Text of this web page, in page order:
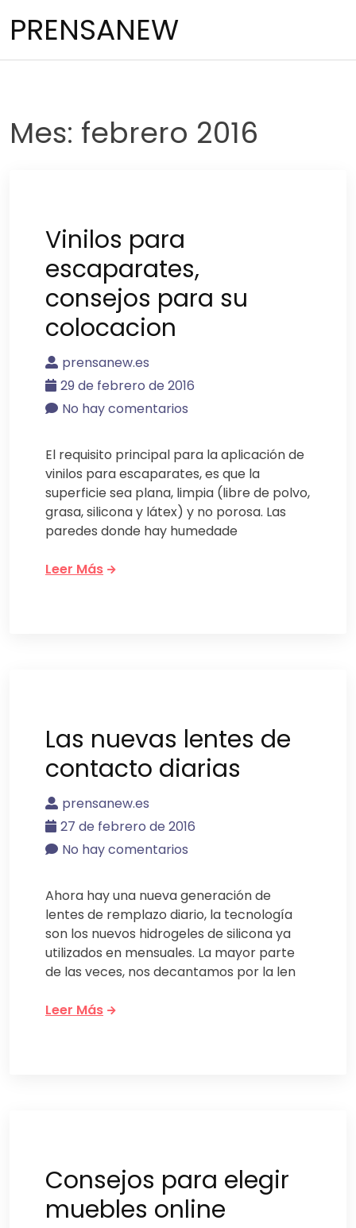
PRENSANEW
Mes: febrero 2016
Vinilos para
escaparates,
consejos para su
colocacion
prensanew.es
29 de febrero de 2016
No hay comentarios
El requisito principal para la aplicación de
vinilos para escaparates, es que la
superficie sea plana, limpia (libre de polvo,
grasa, silicona y látex) y no porosa. Las
paredes donde hay humedade
Leer Más
Las nuevas lentes de
contacto diarias
prensanew.es
27 de febrero de 2016
No hay comentarios
Ahora hay una nueva generación de
lentes de remplazo diario, la tecnología
son los nuevos hidrogeles de silicona ya
utilizados en mensuales. La mayor parte
de las veces, nos decantamos por la len
Leer Más
Consejos para elegir
muebles online